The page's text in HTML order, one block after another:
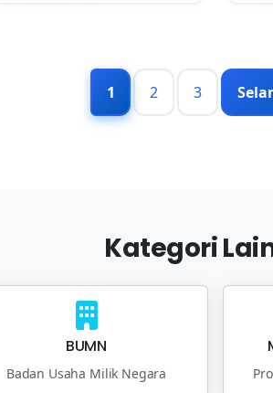
1 2 3
Kategori
BUMN
Badan Usaha Milik Negara